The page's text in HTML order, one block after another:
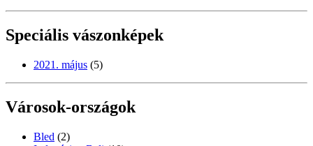
Speciális vászonképek
2021. május (5)
Városok-országok
Bled (2)